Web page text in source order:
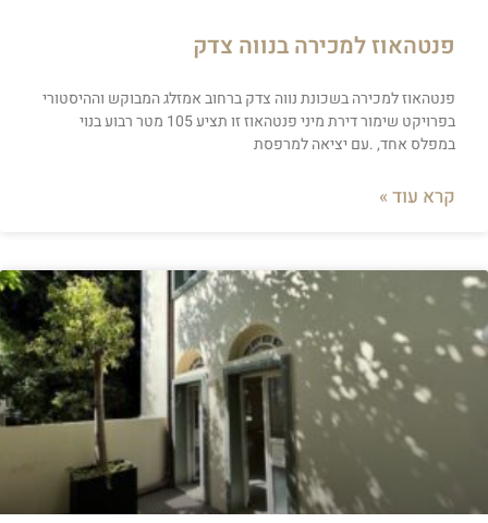
פנטהאוז למכירה בנווה צדק
פנטהאוז למכירה בשכונת נווה צדק ברחוב אמזלג המבוקש וההיסטורי
בפרויקט שימור דירת מיני פנטהאוז זו תציע 105 מטר רבוע בנוי
במפלס אחד, .עם יציאה למרפסת
קרא עוד »